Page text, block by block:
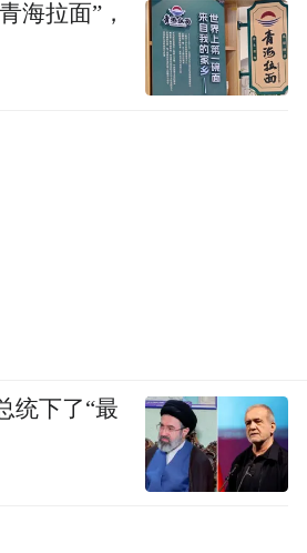
海拉面”，
统下了“最